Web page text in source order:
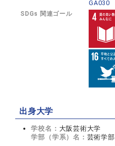
GA030
SDGs 関連ゴール
出身大学
学校名： 大阪芸術大学
学部（学系）名： 芸術学部